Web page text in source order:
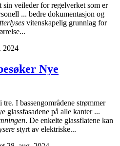
sin veileder for regelverket som er
... bedre dokumentasjon og
vitenskapelig grunnlag for
2024
Nye
I bassengområdene strømmer
glassfasadene på alle kanter ...
. De enkelte glassflatene kan
styrt av elektriske...